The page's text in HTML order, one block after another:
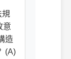
規
意
造
(A)